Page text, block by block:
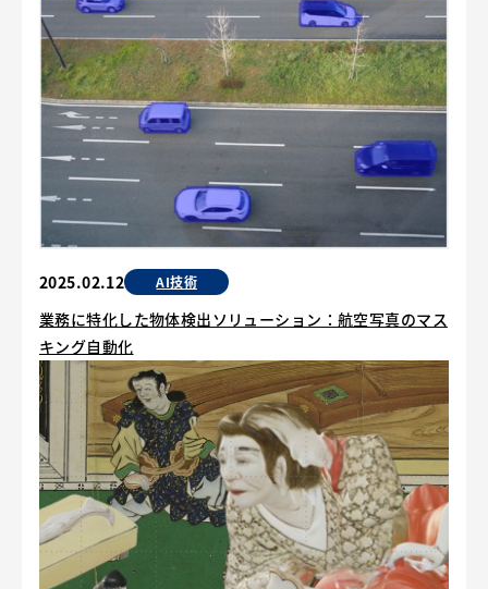
2025.02.12 AI技術
業務に特化した物体検出ソリューション：航空写真のマス
キング自動化